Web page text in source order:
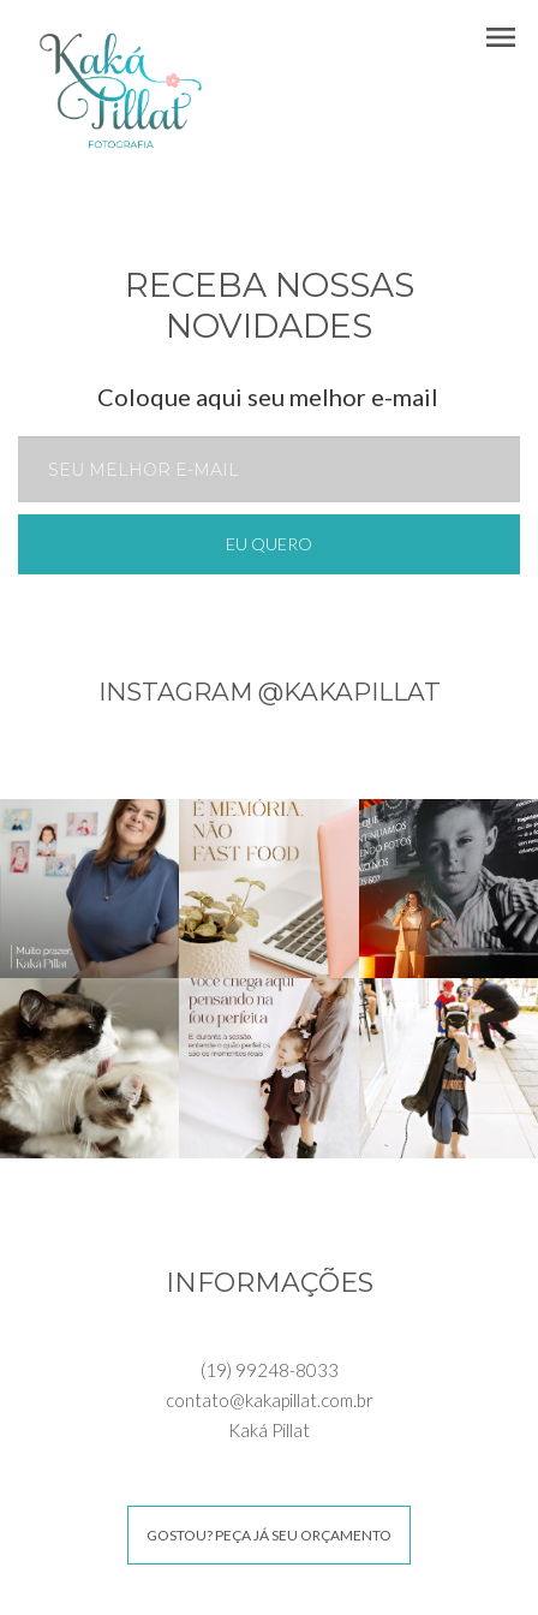
menu
RECEBA NOSSAS
NOVIDADES
Coloque aqui seu melhor e-mail
EU QUERO
INSTAGRAM @KAKAPILLAT
INFORMAÇÕES
(19) 99248-8033
contato@kakapillat.com.br
Kaká Pillat
GOSTOU? PEÇA JÁ SEU ORÇAMENTO